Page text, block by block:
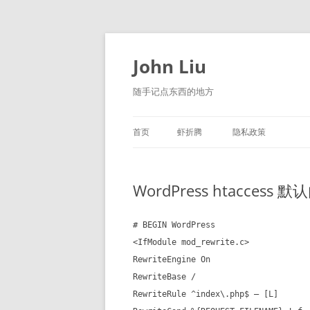
跳
文
John Liu
随手记点东西的地方
首页 虾折腾 隐私政策
WordPress htaccess 默
# BEGIN WordPress
<IfModule mod_rewrite.c>
RewriteEngine On
RewriteBase /
RewriteRule ^index\.php$ – [L]